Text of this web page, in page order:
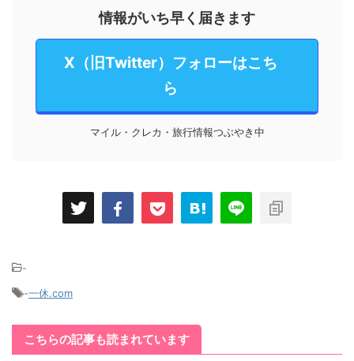
情報がいち早く届きます
X（旧Twitter）フォローはこち
ら
マイル・クレカ・旅行情報つぶやき中
-
-一休.com
こちらの記事も読まれています